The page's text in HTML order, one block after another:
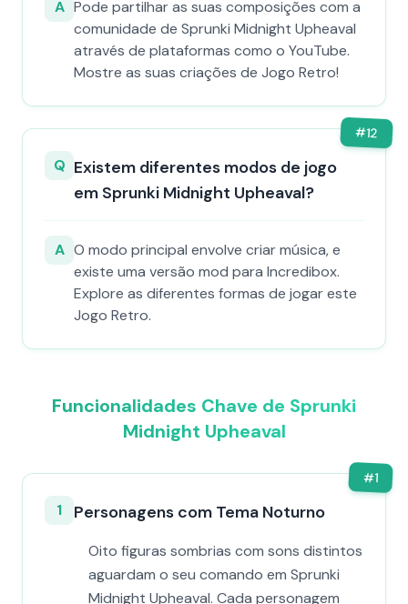
A Pode partilhar as suas composições com a
comunidade de Sprunki Midnight Upheaval
através de plataformas como o YouTube.
Mostre as suas criações de Jogo Retro!
#12
Q Existem diferentes modos de jogo
em Sprunki Midnight Upheaval?
A O modo principal envolve criar música, e
existe uma versão mod para Incredibox.
Explore as diferentes formas de jogar este
Jogo Retro.
Funcionalidades Chave de Sprunki
Midnight Upheaval
#1
1 Personagens com Tema Noturno
Oito figuras sombrias com sons distintos
aguardam o seu comando em Sprunki
Midnight Upheaval. Cada personagem